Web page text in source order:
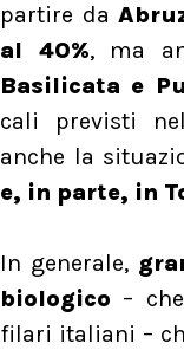
partire da
al 40%, ma
Basilicata e
cali previsti
anche la
e, in parte, in
In generale,
biologico –
filari italiani –